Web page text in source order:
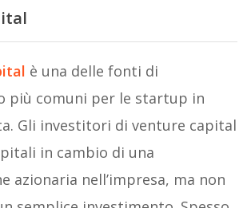
è una delle fonti di
più comuni per le startup in
Gli investitori di venture capital
in cambio di una
azionaria nell’impresa, ma non